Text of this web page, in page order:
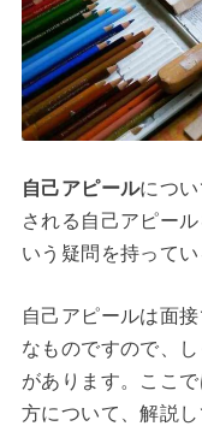
自己アピールにつ
される自己アピー
いう疑問を持って
自己アピールは面
なものですので、
があります。ここ
方について、解説し